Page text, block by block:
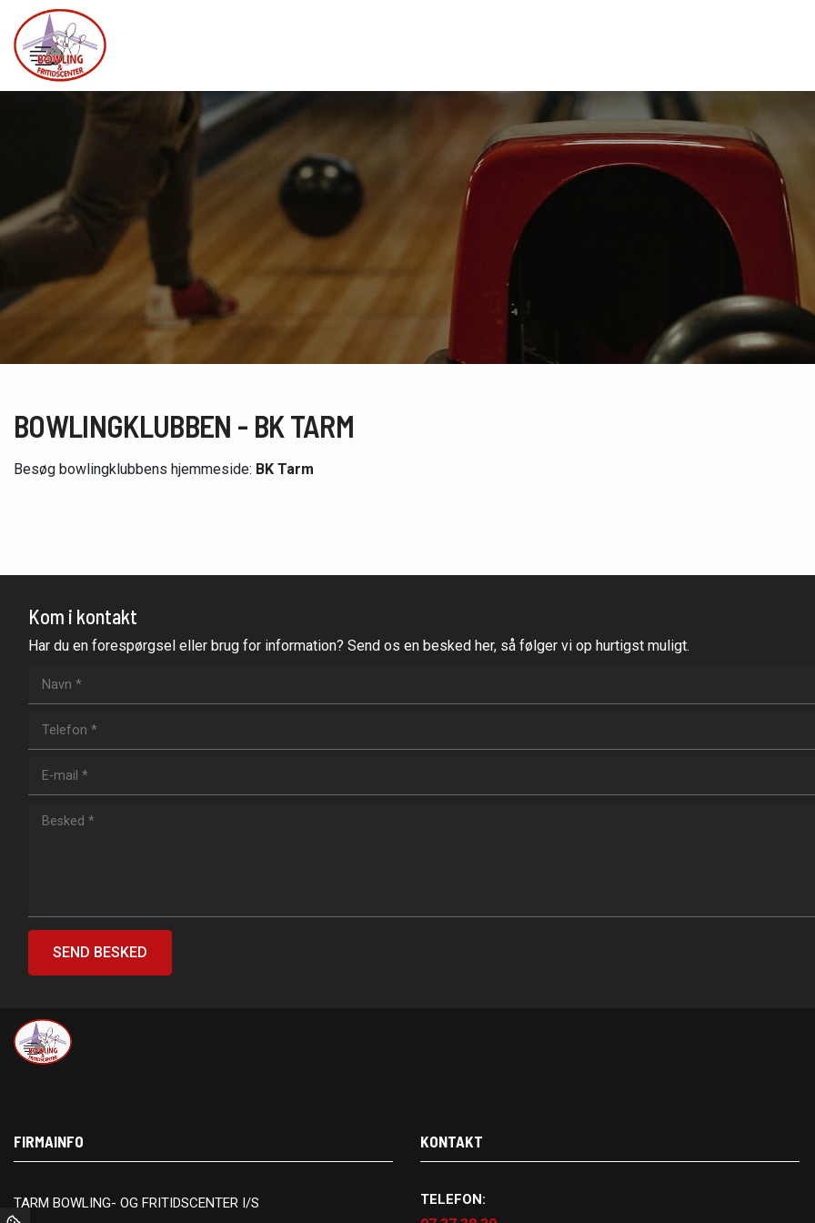
hovedindhold
BOWLINGKLUBBEN - BK TARM
Besøg bowlingklubbens hjemmeside: BK Tarm
Kom i kontakt
Har du en forespørgsel eller brug for information? Send os en besked her, så følger vi op hurtigst muligt.
FIRMAINFO
TARM BOWLING- OG FRITIDSCENTER I/S
KONTAKT
TELEFON: